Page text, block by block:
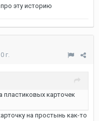
эту историю
г.
пластиковых карточек
на простынь как-то